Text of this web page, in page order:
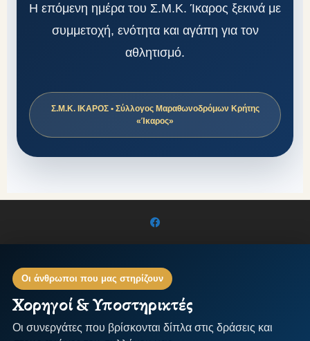
Η επόμενη ημέρα του Σ.Μ.Κ. Ίκαρος ξεκινά με
συμμετοχή, ενότητα και αγάπη για τον
αθλητισμό.
Σ.Μ.Κ. ΙΚΑΡΟΣ • Σύλλογος Μαραθωνοδρόμων Κρήτης
«Ίκαρος»
Οι άνθρωποι που μας στηρίζουν
Χορηγοί & Υποστηρικτές
Οι συνεργάτες που βρίσκονται δίπλα στις δράσεις και